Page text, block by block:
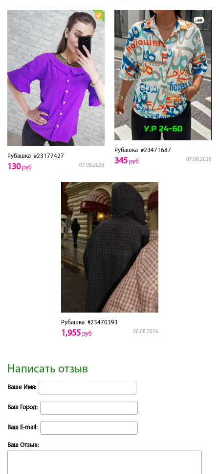
Рубашка #23177427
07.08.2026
130руб
Рубашка #23471687
07.08.2026
345 руб
Рубашка#23470393
06.08.2026
1,955руб
Написать отзыв
Ваше Имя:
Ваш Город:
Ваш E-mail:
Ваш Отзыв: